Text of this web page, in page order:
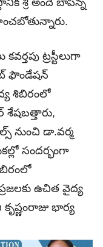
శ్రీ అందే బాపన్న
ట్రస్టీలుగా
ఫౌండేషన్
శిబిరంలో
శేషబత్తారు,
నుంచి డా.వర్మ
సందర్భంగా
ఉచిత వైద్య
భార్య